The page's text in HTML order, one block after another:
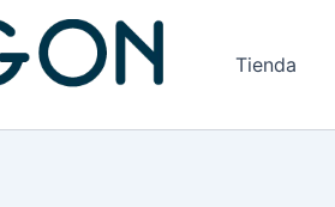
Tienda